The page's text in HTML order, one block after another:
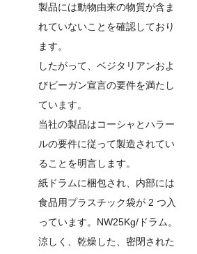
製品には動物由来の物質が含ま
れていないことを確認しており
ます。
したがって、ベジタリアンおよ
びビーガン宣言の要件を満たし
ています。
当社の製品はコーシャとハラー
ルの要件に従って製造されてい
ることを明言します。
紙ドラムに梱包され、内部には
食品用プラスチック袋が 2 つ入
っています。NW25Kg/ドラム。
涼しく、乾燥した、密閉された